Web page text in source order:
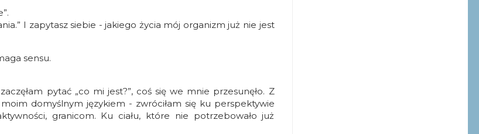
I zapytasz siebie - jakiego życia mój organizm już nie jest
sensu.
pytać „co mi jest?”, coś się we mnie przesunęło. Z
domyślnym językiem - zwróciłam się ku perspektywie
granicom. Ku ciału, które nie potrzebowało już